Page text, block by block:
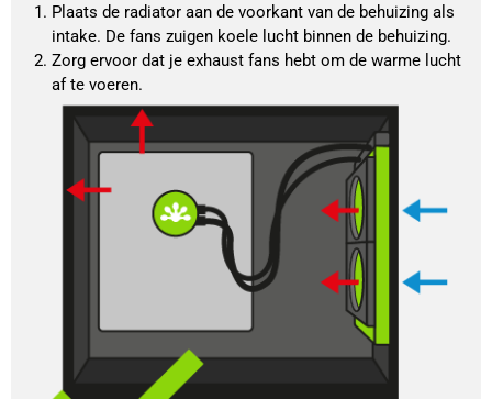
Plaats de radiator aan de voorkant van de behuizing als
intake. De fans zuigen koele lucht binnen de behuizing.
Zorg ervoor dat je exhaust fans hebt om de warme lucht
af te voeren.